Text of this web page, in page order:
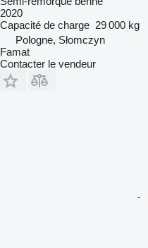
2020
Capacité de charge 29 000 kg
Pologne, Słomczyn
Famat
Contacter le vendeur